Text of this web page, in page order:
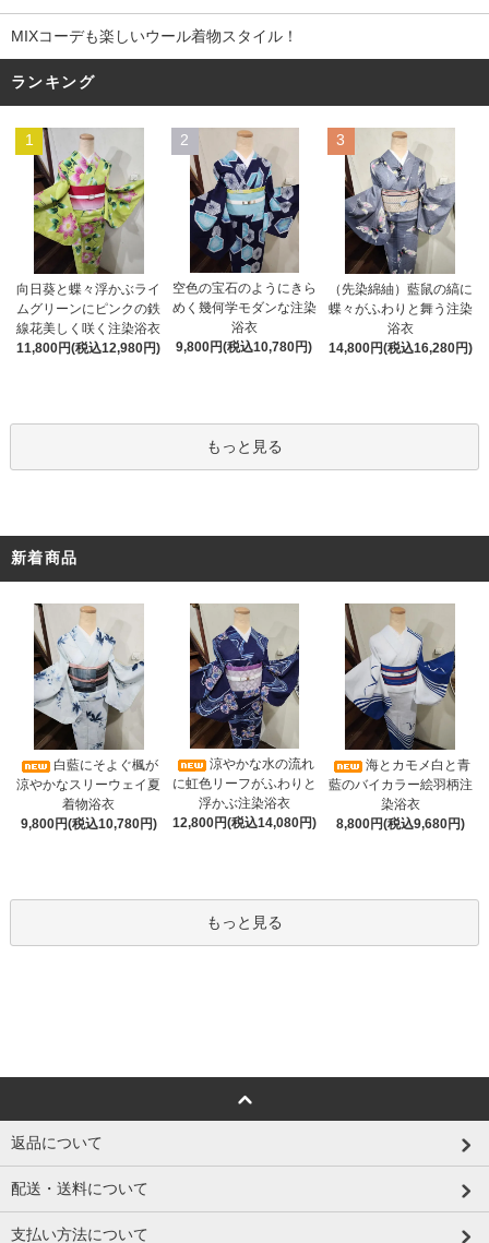
MIXコーデも楽しいウール着物スタイル！
ランキング
1
向日葵と蝶々浮かぶライ
ムグリーンにピンクの鉄
線花美しく咲く注染浴衣
11,800円(税込12,980円)
2
空色の宝石のようにきら
めく幾何学モダンな注染
浴衣
9,800円(税込10,780円)
3
（先染綿紬）藍鼠の縞に
蝶々がふわりと舞う注染
浴衣
14,800円(税込16,280円)
もっと見る
新着商品
白藍にそよぐ楓が
涼やかなスリーウェイ夏
着物浴衣
9,800円(税込10,780円)
涼やかな水の流れ
に虹色リーフがふわりと
浮かぶ注染浴衣
12,800円(税込14,080円)
海とカモメ白と青
藍のバイカラー絵羽柄注
染浴衣
8,800円(税込9,680円)
もっと見る
返品について
配送・送料について
支払い方法について